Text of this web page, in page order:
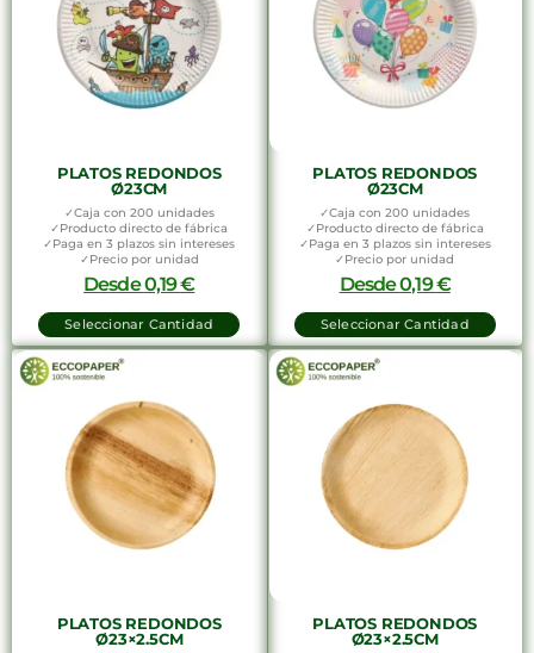
PLATOS REDONDOS
Ø23CM
✓Caja con 200 unidades
✓Producto directo de fábrica
✓Paga en 3 plazos sin intereses
✓Precio por unidad
Desde0,19€
Seleccionar Cantidad
PLATOS REDONDOS
Ø23CM
✓Caja con 200 unidades
✓Producto directo de fábrica
✓Paga en 3 plazos sin intereses
✓Precio por unidad
Desde0,19€
Seleccionar Cantidad
PLATOS REDONDOS
Ø23×2.5CM
PLATOS REDONDOS
Ø23×2.5CM